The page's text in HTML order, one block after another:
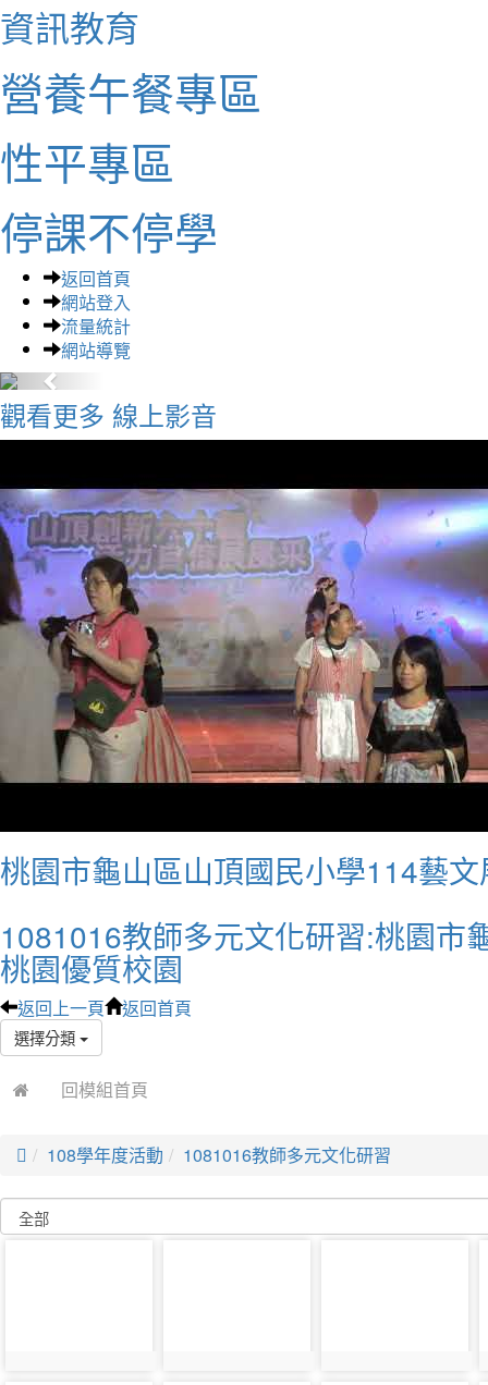
資訊教育
營養午餐專區
性平專區
停課不停學
返回首頁
網站登入
流量統計
網站導覽
觀看更多 線上影音
桃園市龜山區山頂國民小學114藝
1081016教師多元文化研習:桃園市
桃園優質校園
返回上一頁 返回首頁
選擇分類
回模組首頁
 108學年度活動 1081016教師多元文化研習